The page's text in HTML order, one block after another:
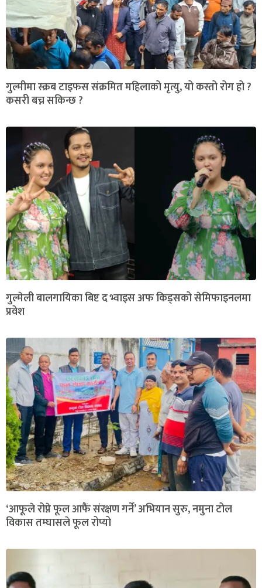
गुल्मीमा स्क्रब टाइफस संक्रमित महिलाको मृत्यु, यो कस्तो रोग हो ?
कसरी बच्न सकिन्छ ?
गुल्मेली बालगायिका बिष्ट द भ्वाइस अफ किड्सको सेमिफाइनलमा
प्रवेश
‘आफूले रोप्ने फूल आफैं संरक्षण गर्ने’ अभियान सुरु, नमुना टोल
विकास तम्घासले फूल रोप्यो